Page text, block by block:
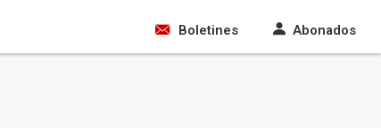
Boletines Abonados